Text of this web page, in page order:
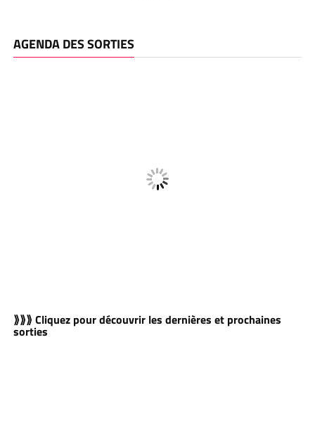
AGENDA DES SORTIES
⟫⟫⟫ Cliquez pour découvrir les dernières et prochaines
sorties